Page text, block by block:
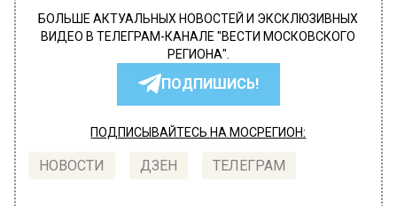
БОЛЬШЕ АКТУАЛЬНЫХ НОВОСТЕЙ И ЭКСКЛЮЗИВНЫХ
ВИДЕО В ТЕЛЕГРАМ-КАНАЛЕ "ВЕСТИ МОСКОВСКОГО
РЕГИОНА".
ПОДПИШИСЬ!
ПОДПИСЫВАЙТЕСЬ НА МОСРЕГИОН:
НОВОСТИ ДЗЕН ТЕЛЕГРАМ